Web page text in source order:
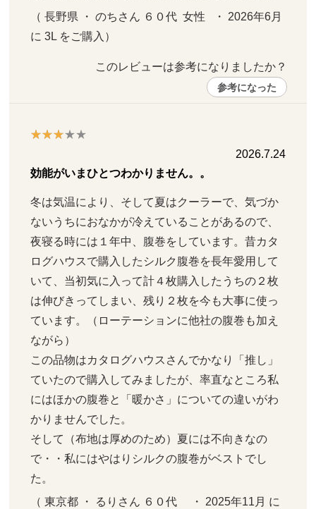
（ 長野県 ・ のちさん ６０代  女性   ・ 2026年6月
に 3L をご購入）
このレビューは参考になりましたか？
参考になった
2026.7.24
効能がいまひとつわかりません。。
冬は気温により、そして夏はクーラーで、気づか
ないうちにおなかが冷えていることがあるので、
夜寝る時には１年中、腹巻をしています。昔カタ
ログハウスで購入したシルク腹巻を長年愛用して
いて、当初気に入って計４枚購入したうちの２枚
は伸びきってしまい、残り２枚を今も大事に使っ
ています。（ローテーションに他社の腹巻も加え
ながら）
この品物はカタログハウスさんでかなり「推し」
ていたので購入してみましたが、率直なところ私
にはほかの腹巻と「暖かさ」についての違いがわ
かりませんでした。
そして（布地は厚めのため）夏には不向きなの
で・・私にはやはりシルクの腹巻がベストでし
た。
（ 東京都 ・ るりさん ６０代     ・ 2025年11月 に